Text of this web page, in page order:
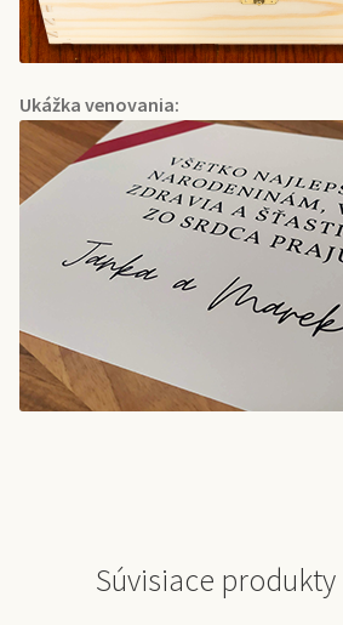
Ukážka venovania:
Súvisiace produkty